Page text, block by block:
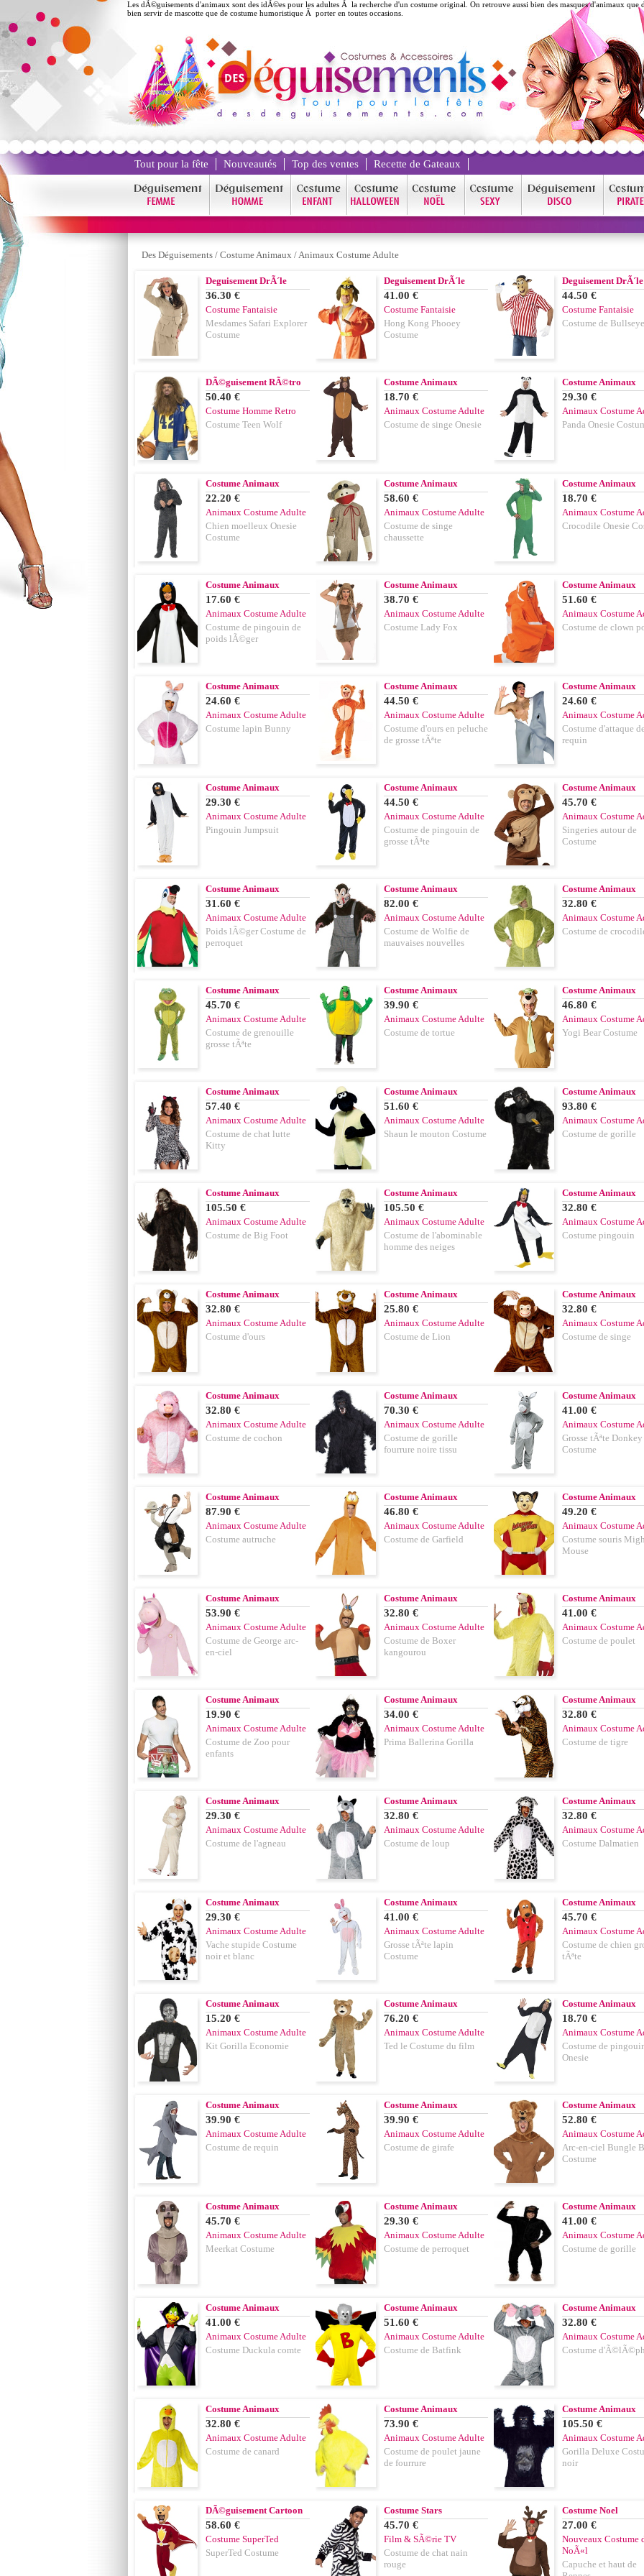
Les dÃ©guisements d'animaux sont des idÃ©es pour les adultes Ã la recherche d'un costume original. On retrouve aussi bien des masques d'animaux que
bien servir de mascotte que de costume humoristique Ã porter en toutes occasions.
Tout pour la fête Nouveautés Top des ventes Recette de Gateaux
Des Déguisements / Costume Animaux /Animaux Costume Adulte
Deguisement DrÃ´le
36.30 €
Costume Fantaisie
Mesdames Safari Explorer
Costume
Deguisement DrÃ´le
41.00 €
Costume Fantaisie
Hong Kong Phooey
Costume
Deguisement DrÃ´le
44.50 €
Costume Fantaisie
Costume de Bullseye
DÃ©guisement RÃ©tro
50.40 €
Costume Homme Retro
Costume Teen Wolf
Costume Animaux
18.70 €
Animaux Costume Adulte
Costume de singe Onesie
Costume Animaux
29.30 €
Animaux Costume
Panda Onesie
Costume Animaux
22.20 €
Animaux Costume Adulte
Chien moelleux Onesie
Costume
Costume Animaux
58.60 €
Animaux Costume Adulte
Costume de singe
chaussette
Costume Animaux
18.70 €
Animaux Costume
Crocodile Onesie
Costume Animaux
17.60 €
Animaux Costume Adulte
Costume de pingouin de
poids lÃ©ger
Costume Animaux
38.70 €
Animaux Costume Adulte
Costume Lady Fox
Costume Animaux
51.60 €
Animaux Costume
Costume de clown
Costume Animaux
24.60 €
Animaux Costume Adulte
Costume lapin Bunny
Costume Animaux
44.50 €
Animaux Costume Adulte
Costume d'ours en peluche
de grosse tÃªte
Costume Animaux
24.60 €
Animaux Costume
Costume d'attaque de
requin
Costume Animaux
29.30 €
Animaux Costume Adulte
Pingouin Jumpsuit
Costume Animaux
44.50 €
Animaux Costume Adulte
Costume de pingouin de
grosse tÃªte
Costume Animaux
45.70 €
Animaux Costume
Singeries autour de
Costume
Costume Animaux
31.60 €
Animaux Costume Adulte
Poids lÃ©ger Costume de
perroquet
Costume Animaux
82.00 €
Animaux Costume Adulte
Costume de Wolfie de
mauvaises nouvelles
Costume Animaux
32.80 €
Animaux Costume
Costume de
Costume Animaux
45.70 €
Animaux Costume Adulte
Costume de grenouille
grosse tÃªte
Costume Animaux
39.90 €
Animaux Costume Adulte
Costume de tortue
Costume Animaux
46.80 €
Animaux Costume
Yogi Bear Costume
Costume Animaux
57.40 €
Animaux Costume Adulte
Costume de chat lutte
Kitty
Costume Animaux
51.60 €
Animaux Costume Adulte
Shaun le mouton Costume
Costume Animaux
93.80 €
Animaux Costume
Costume de gorille
Costume Animaux
105.50 €
Animaux Costume Adulte
Costume de Big Foot
Costume Animaux
105.50 €
Animaux Costume Adulte
Costume de l'abominable
homme des neiges
Costume Animaux
32.80 €
Animaux Costume
Costume pingouin
Costume Animaux
32.80 €
Animaux Costume Adulte
Costume d'ours
Costume Animaux
25.80 €
Animaux Costume Adulte
Costume de Lion
Costume Animaux
32.80 €
Animaux Costume
Costume de singe
Costume Animaux
32.80 €
Animaux Costume Adulte
Costume de cochon
Costume Animaux
70.30 €
Animaux Costume Adulte
Costume de gorille
fourrure noire tissu
Costume Animaux
41.00 €
Animaux Costume
Grosse tÃªte Donkey
Costume
Costume Animaux
87.90 €
Animaux Costume Adulte
Costume autruche
Costume Animaux
46.80 €
Animaux Costume Adulte
Costume de Garfield
Costume Animaux
49.20 €
Animaux Costume
Costume souris
Mouse
Costume Animaux
53.90 €
Animaux Costume Adulte
Costume de George arc-
en-ciel
Costume Animaux
32.80 €
Animaux Costume Adulte
Costume de Boxer
kangourou
Costume Animaux
41.00 €
Animaux Costume
Costume de poulet
Costume Animaux
19.90 €
Animaux Costume Adulte
Costume de Zoo pour
enfants
Costume Animaux
34.00 €
Animaux Costume Adulte
Prima Ballerina Gorilla
Costume Animaux
32.80 €
Animaux Costume
Costume de tigre
Costume Animaux
29.30 €
Animaux Costume Adulte
Costume de l'agneau
Costume Animaux
32.80 €
Animaux Costume Adulte
Costume de loup
Costume Animaux
32.80 €
Animaux Costume
Costume Dalmatien
Costume Animaux
29.30 €
Animaux Costume Adulte
Vache stupide Costume
noir et blanc
Costume Animaux
41.00 €
Animaux Costume Adulte
Grosse tÃªte lapin
Costume
Costume Animaux
45.70 €
Animaux Costume
Costume de chien
tÃªte
Costume Animaux
15.20 €
Animaux Costume Adulte
Kit Gorilla Economie
Costume Animaux
76.20 €
Animaux Costume Adulte
Ted le Costume du film
Costume Animaux
18.70 €
Animaux Costume
Costume de
Onesie
Costume Animaux
39.90 €
Animaux Costume Adulte
Costume de requin
Costume Animaux
39.90 €
Animaux Costume Adulte
Costume de girafe
Costume Animaux
52.80 €
Animaux Costume
Arc-en-ciel Bungle
Costume
Costume Animaux
45.70 €
Animaux Costume Adulte
Meerkat Costume
Costume Animaux
29.30 €
Animaux Costume Adulte
Costume de perroquet
Costume Animaux
41.00 €
Animaux Costume
Costume de gorille
Costume Animaux
41.00 €
Animaux Costume Adulte
Costume Duckula comte
Costume Animaux
51.60 €
Animaux Costume Adulte
Costume de Batfink
Costume Animaux
32.80 €
Animaux Costume
Costume
Costume Animaux
32.80 €
Animaux Costume Adulte
Costume de canard
Costume Animaux
73.90 €
Animaux Costume Adulte
Costume de poulet jaune
de fourrure
Costume Animaux
105.50 €
Animaux Costume
Gorilla Deluxe
noir
DÃ©guisement Cartoon
58.60 €
Costume SuperTed
SuperTed Costume
Costume Stars
45.70 €
Film & SÃ©rie TV
Costume de chat nain
rouge
Costume Noel
27.00 €
Nouveaux Costume
NoÃ«l
Capuche et haut de